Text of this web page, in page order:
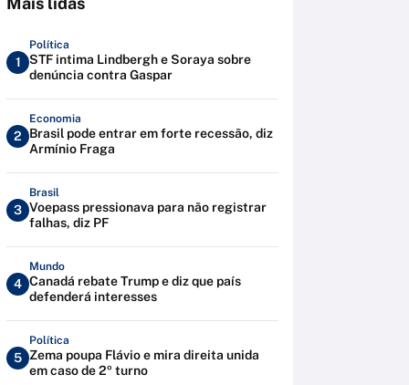
1
Política
STF intima Lindbergh e Soraya sobre
denúncia contra Gaspar
2
Economia
Brasil pode entrar em forte recessão, diz
Armínio Fraga
3
Brasil
Voepass pressionava para não registrar
falhas, diz PF
4
Mundo
Canadá rebate Trump e diz que país
defenderá interesses
5
Política
Zema poupa Flávio e mira direita unida
em caso de 2º turno